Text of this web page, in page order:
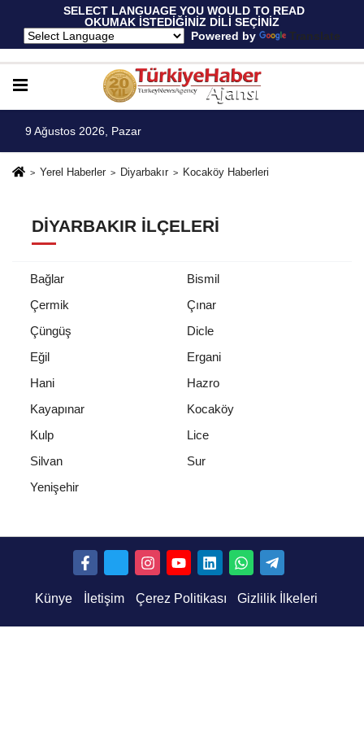
SELECT LANGUAGE YOU WOULD TO READ
OKUMAK İSTEDİĞİNİZ DİLİ SEÇİNİZ
Powered by
Translate
9 Ağustos 2026, Pazar
Yerel Haberler Diyarbakır Kocaköy Haberleri
DIYARBAKIR İLÇELERI
Bağlar
Bismil
Çermik
Çınar
Çüngüş
Dicle
Eğil
Ergani
Hani
Hazro
Kayapınar
Kocaköy
Kulp
Lice
Silvan
Sur
Yenişehir
Künye İletişim Çerez Politikası Gizlilik İlkeleri